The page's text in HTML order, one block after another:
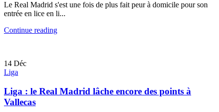
Le Real Madrid s'est une fois de plus fait peur à domicile pour son
entrée en lice en li...
Continue reading
14 Déc
Liga
Liga : le Real Madrid lâche encore des points à
Vallecas